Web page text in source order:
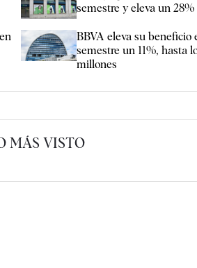
semestre y eleva un
BBVA eleva su beneficio
semestre un 11%, hasta
millones
MÁS VISTO